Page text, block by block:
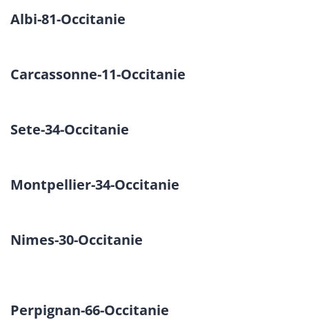
Albi-81-Occitanie
Carcassonne-11-Occitanie
Sete-34-Occitanie
Montpellier-34-Occitanie
Nimes-30-Occitanie
Perpignan-66-Occitanie